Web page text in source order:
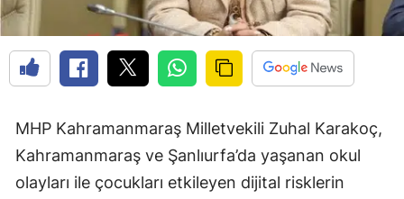
MHP Kahramanmaraş Milletvekili Zuhal Karakoç,
Kahramanmaraş ve Şanlıurfa’da yaşanan okul
olayları ile çocukları etkileyen dijital risklerin